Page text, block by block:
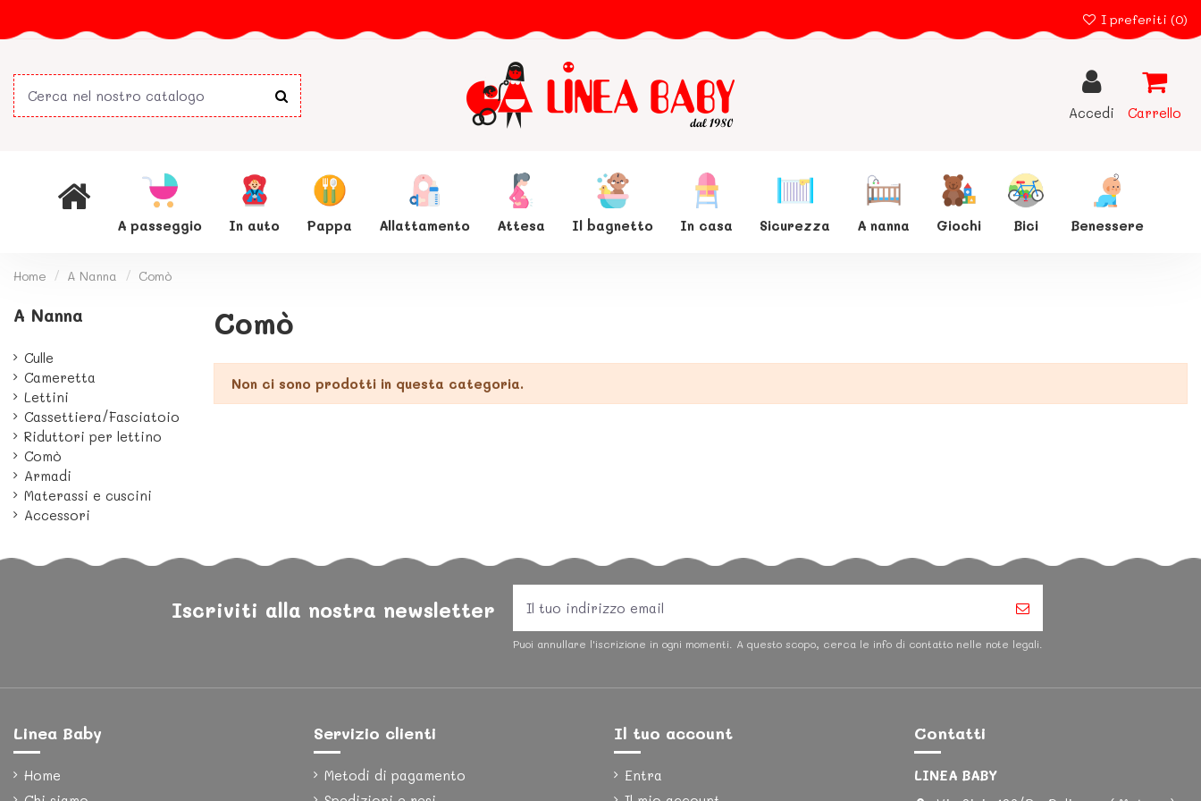
I preferiti (0)
Accedi Carrello
A passeggio In auto Pappa Allattamento Attesa Il bagnetto In casa Sicurezza A nanna Giochi Bici Benessere
Home A Nanna Comò
Comò
Non ci sono prodotti in questa categoria.
A Nanna
Culle
Cameretta
Lettini
Cassettiera/Fasciatoio
Riduttori per lettino
Comò
Armadi
Materassi e cuscini
Accessori
Iscriviti alla nostra newsletter
Puoi annullare l'iscrizione in ogni momenti. A questo scopo, cerca le info di contatto nelle note legali.
Linea Baby
Home
Servizio clienti
Metodi di pagamento
Il tuo account
Entra
Contatti
LINEA BABY